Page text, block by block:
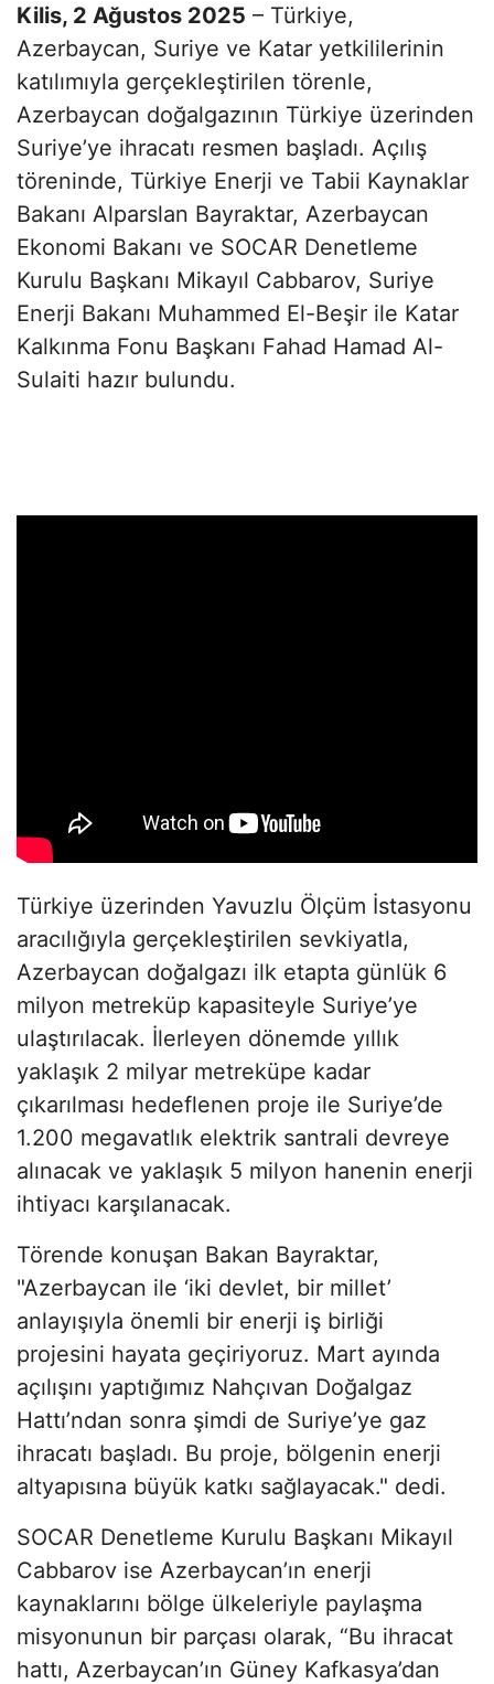
Kilis, 2 Ağustos 2025 – Türkiye,
Azerbaycan, Suriye ve Katar yetkililerinin
katılımıyla gerçekleştirilen törenle,
Azerbaycan doğalgazının Türkiye üzerinden
Suriye’ye ihracatı resmen başladı. Açılış
töreninde, Türkiye Enerji ve Tabii Kaynaklar
Bakanı Alparslan Bayraktar, Azerbaycan
Ekonomi Bakanı ve SOCAR Denetleme
Kurulu Başkanı Mikayıl Cabbarov, Suriye
Enerji Bakanı Muhammed El-Beşir ile Katar
Kalkınma Fonu Başkanı Fahad Hamad Al-
Sulaiti hazır bulundu.
Türkiye üzerinden Yavuzlu Ölçüm İstasyonu
aracılığıyla gerçekleştirilen sevkiyatla,
Azerbaycan doğalgazı ilk etapta günlük 6
milyon metreküp kapasiteyle Suriye’ye
ulaştırılacak. İlerleyen dönemde yıllık
yaklaşık 2 milyar metreküpe kadar
çıkarılması hedeflenen proje ile Suriye’de
1.200 megavatlık elektrik santrali devreye
alınacak ve yaklaşık 5 milyon hanenin enerji
ihtiyacı karşılanacak.
Törende konuşan Bakan Bayraktar,
"Azerbaycan ile ‘iki devlet, bir millet’
anlayışıyla önemli bir enerji iş birliği
projesini hayata geçiriyoruz. Mart ayında
açılışını yaptığımız Nahçıvan Doğalgaz
Hattı’ndan sonra şimdi de Suriye’ye gaz
ihracatı başladı. Bu proje, bölgenin enerji
altyapısına büyük katkı sağlayacak." dedi.
SOCAR Denetleme Kurulu Başkanı Mikayıl
Cabbarov ise Azerbaycan’ın enerji
kaynaklarını bölge ülkeleriyle paylaşma
misyonunun bir parçası olarak, “Bu ihracat
hattı, Azerbaycan’ın Güney Kafkasya’dan